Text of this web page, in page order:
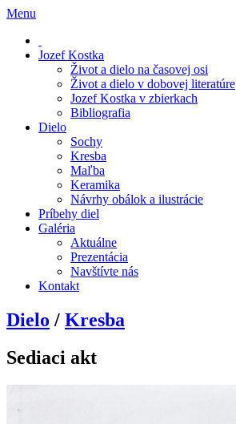
Menu
Jozef Kostka
Život a dielo na časovej osi
Život a dielo v dobovej literatúre
Jozef Kostka v zbierkach
Bibliografia
Dielo
Sochy
Kresba
Maľba
Keramika
Návrhy obálok a ilustrácie
Príbehy diel
Galéria
Aktuálne
Prezentácia
Navštívte nás
Kontakt
Dielo / Kresba
Sediaci akt